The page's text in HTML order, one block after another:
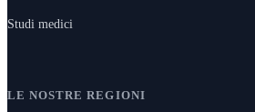
Studi medici
LE NOSTRE REGIONI